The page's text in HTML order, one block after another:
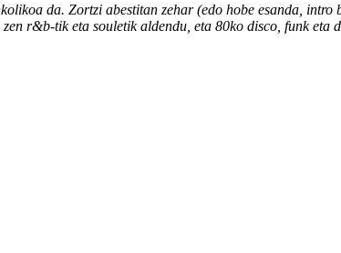
da. Zortzi abestitan zehar (edo hobe esanda, intro
r&b-tik eta souletik aldendu, eta 80ko disco, funk eta